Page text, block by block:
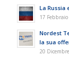
La Russia
17
Nordest
la sua
20